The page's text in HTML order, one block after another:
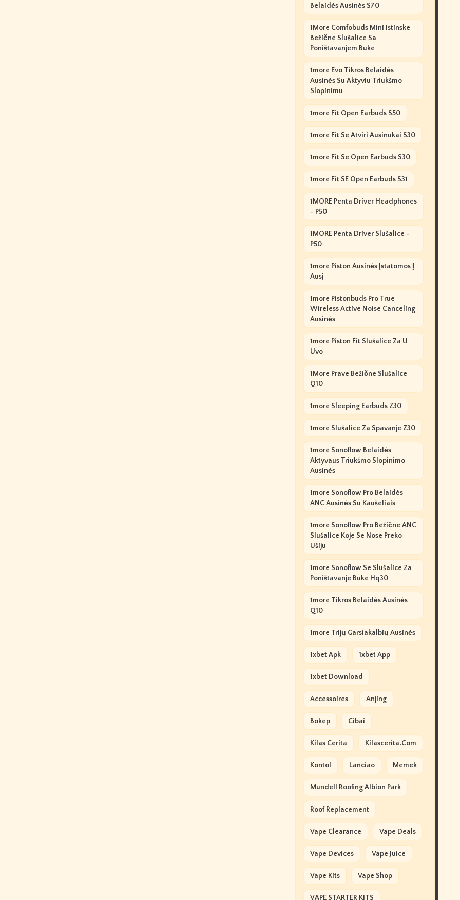
Belaidės Ausinės S70
1More Comfobuds Mini Istinske
Bežične Slušalice Sa
Poništavanjem Buke
1more Evo Tikros Belaidės
Ausinės Su Aktyviu Triukšmo
Slopinimu
1more Fit Open Earbuds S50
1more Fit Se Atviri Ausinukai S30
1more Fit Se Open Earbuds S30
1more Fit SE Open Earbuds S31
1MORE Penta Driver Headphones
- P50
1MORE Penta Driver Slušalice -
P50
1more Piston Ausinės Įstatomos Į
Ausį
1more Pistonbuds Pro True
Wireless Active Noise Canceling
Ausinės
1more Piston Fit Slušalice Za U
Uvo
1More Prave Bežične Slušalice
Q10
1more Sleeping Earbuds Z30
1more Slušalice Za Spavanje Z30
1more Sonoflow Belaidės
Aktyvaus Triukšmo Slopinimo
Ausinės
1more Sonoflow Pro Belaidės
ANC Ausinės Su Kaušeliais
1more Sonoflow Pro Bežične ANC
Slušalice Koje Se Nose Preko
Ušiju
1more Sonoflow Se Slušalice Za
Poništavanje Buke Hq30
1more Tikros Belaidės Ausinės
Q10
1more Trijų Garsiakalbių Ausinės
1xbet Apk 1xbet App
1xbet Download
Accessoires Anjing
Bokep Cibai
Kilas Cerita Kilascerita.com
Kontol Lanciao Memek
Mundell Roofing Albion Park
Roof Replacement
Vape Clearance Vape Deals
Vape Devices Vape Juice
Vape Kits Vape Shop
VAPE STARTER KITS